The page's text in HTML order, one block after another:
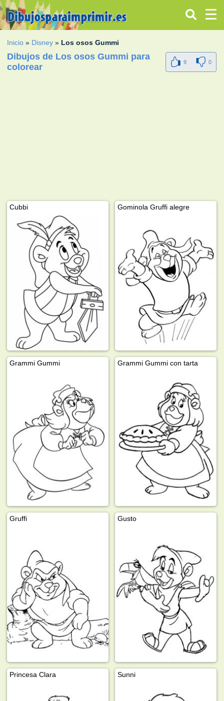
Inicio » Disney » Los osos Gummi
Dibujos de Los osos Gummi para
colorear
9 0
Cubbi Gominola Gruffi alegre
Grammi Gummi Grammi Gummi con tarta
Gruffi Gusto
Princesa Clara Sunni